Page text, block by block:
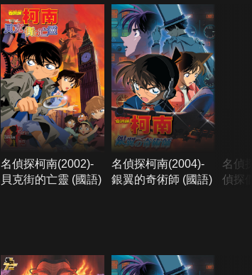
名偵探柯南(2002)-
貝克街的亡靈 (國語)
名偵探柯南(2004)-
銀翼的奇術師 (國語)
名偵
偵探